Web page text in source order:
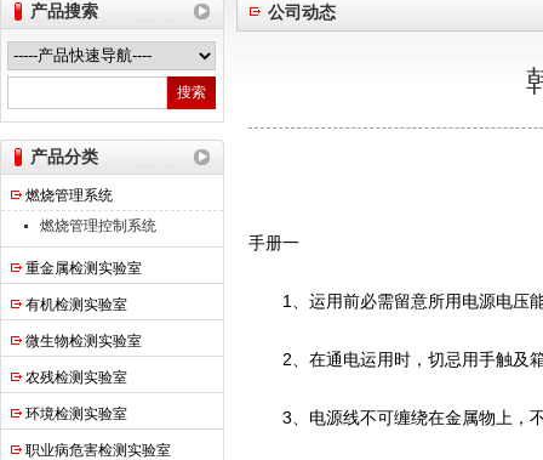
热之点实验室设备（上海）有限公司
产品搜索
产品分类
燃烧管理系统
燃烧管理控制系统
重金属检测实验室
有机检测实验室
微生物检测实验室
农残检测实验室
环境检测实验室
职业病危害检测实验室
公司动态
手册一
1、运用前必需留意所用电源电压能
2、在通电运用时，切忌用手触及箱
3、电源线不可缠绕在金属物上，不